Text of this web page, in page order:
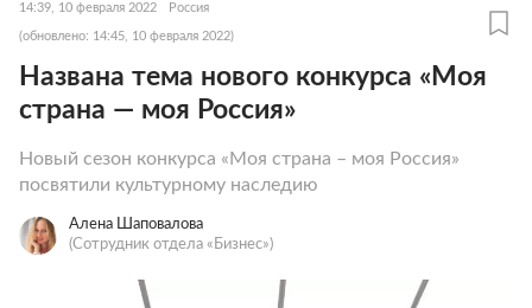
14:39, 10 февраля 2022 Россия
(обновлено: 14:45, 10 февраля 2022)
Названа тема нового конкурса «Моя
страна — моя Россия»
Новый сезон конкурса «Моя страна – моя Россия»
посвятили культурному наследию
Алена Шаповалова
(Сотрудник отдела «‎Бизнес»)